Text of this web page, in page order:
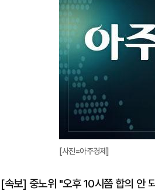
[사진=아주경제]
[속보] 중노위 "오후 10시쯤 합의 안